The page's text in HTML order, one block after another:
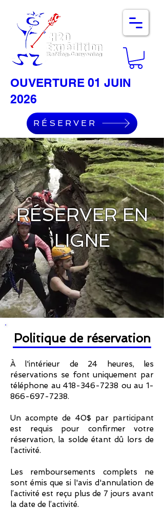
OUVERTURE 01 JUIN
2026
RÉSERVER
RÉSERVER EN
LIGNE
Politique de réservation
À l'intérieur de 24 heures, les
réservations se font uniquement par
téléphone au418-346-7238 ou au1-
866-697-7238.
Un acompte de 40$ par participant
est requis pour confirmer votre
réservation, la solde étant dû lors de
l’activité.
Les remboursements complets ne
sont émis que si l'avis d'annulation de
l’activité est reçu plus de 7 jours avant
la date de l’activité.